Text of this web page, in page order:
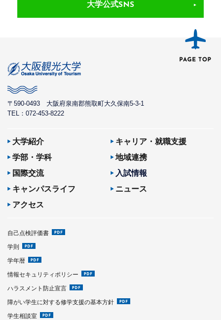
大学公式SNS
〒590-0493 大阪府泉南郡熊取町大久保南5-3-1
TEL：072-453-8222
大学紹介
キャリア・就職支援
学部・学科
地域連携
国際交流
入試情報
キャンパスライフ
ニュース
アクセス
自己点検評価書
学則
学年暦
情報セキュリティポリシー
ハラスメント防止宣言
障がい学生に対する修学支援の基本方針
学生相談室